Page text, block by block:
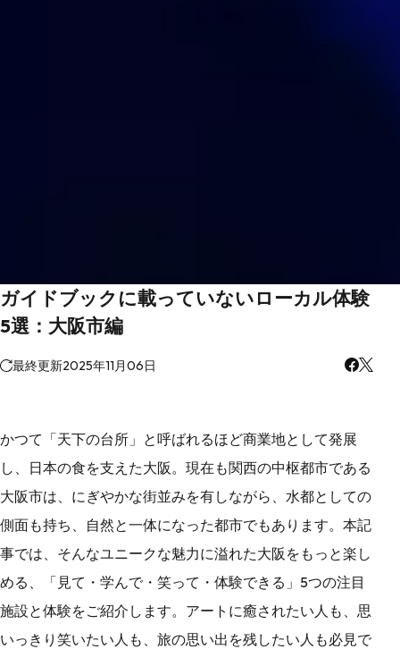
ガイドブックに載っていないローカル体験
5選：大阪市編
最終更新2025年11月06日
かつて「天下の台所」と呼ばれるほど商業地として発展
し、日本の食を支えた大阪。現在も関西の中枢都市である
大阪市は、にぎやかな街並みを有しながら、水都としての
側面も持ち、自然と一体になった都市でもあります。本記
事では、そんなユニークな魅力に溢れた大阪をもっと楽し
める、「見て・学んで・笑って・体験できる」5つの注目
施設と体験をご紹介します。アートに癒されたい人も、思
いっきり笑いたい人も、旅の思い出を残したい人も必見で